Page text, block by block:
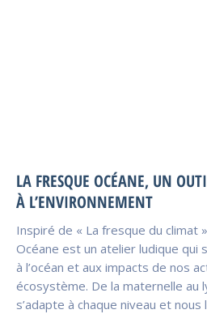
LA FRESQUE OCÉANE, UN
À L’ENVIRONNEMENT
Inspiré de « La fresque du climat
Océane est un atelier ludique qui
à l’océan et aux impacts de nos
écosystème. De la maternelle au
s’adapte à chaque niveau et